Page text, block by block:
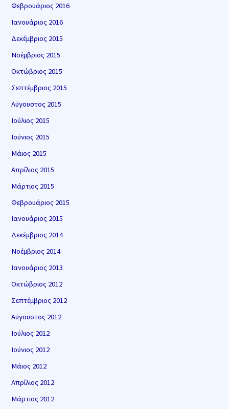
Φεβρουάριος 2016
Ιανουάριος 2016
Δεκέμβριος 2015
Νοέμβριος 2015
Οκτώβριος 2015
Σεπτέμβριος 2015
Αύγουστος 2015
Ιούλιος 2015
Ιούνιος 2015
Μάιος 2015
Απρίλιος 2015
Μάρτιος 2015
Φεβρουάριος 2015
Ιανουάριος 2015
Δεκέμβριος 2014
Νοέμβριος 2014
Ιανουάριος 2013
Οκτώβριος 2012
Σεπτέμβριος 2012
Αύγουστος 2012
Ιούλιος 2012
Ιούνιος 2012
Μάιος 2012
Απρίλιος 2012
Μάρτιος 2012